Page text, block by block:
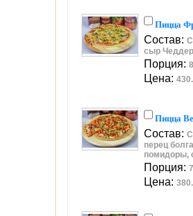
Пицца
Состав:
сыр
Порция:
Цена:
Пицца
Состав:
перец
помидоры,
Порция:
Цена: